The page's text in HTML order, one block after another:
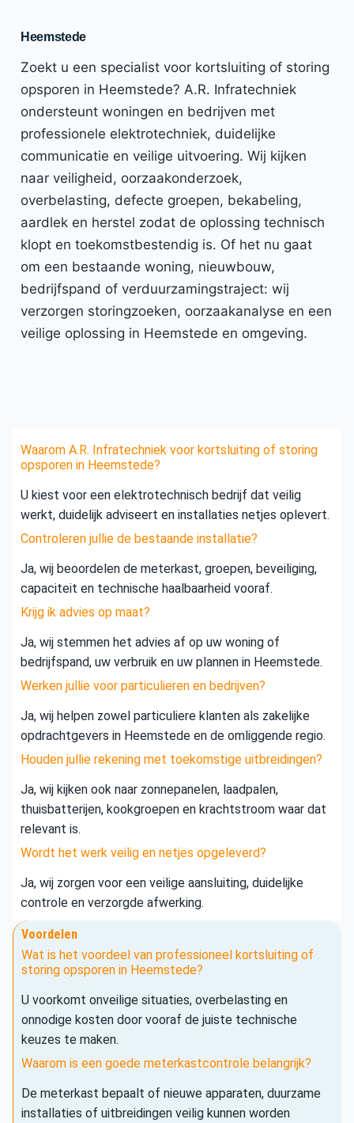
Heemstede
Zoekt u een specialist voor kortsluiting of storing
opsporen in Heemstede? A.R. Infratechniek
ondersteunt woningen en bedrijven met
professionele elektrotechniek, duidelijke
communicatie en veilige uitvoering. Wij kijken
naar veiligheid, oorzaakonderzoek,
overbelasting, defecte groepen, bekabeling,
aardlek en herstel zodat de oplossing technisch
klopt en toekomstbestendig is. Of het nu gaat
om een bestaande woning, nieuwbouw,
bedrijfspand of verduurzamingstraject: wij
verzorgen storingzoeken, oorzaakanalyse en een
veilige oplossing in Heemstede en omgeving.
Waarom A.R. Infratechniek voor kortsluiting of storing
opsporen in Heemstede?
U kiest voor een elektrotechnisch bedrijf dat veilig
werkt, duidelijk adviseert en installaties netjes oplevert.
Controleren jullie de bestaande installatie?
Ja, wij beoordelen de meterkast, groepen, beveiliging,
capaciteit en technische haalbaarheid vooraf.
Krijg ik advies op maat?
Ja, wij stemmen het advies af op uw woning of
bedrijfspand, uw verbruik en uw plannen in Heemstede.
Werken jullie voor particulieren en bedrijven?
Ja, wij helpen zowel particuliere klanten als zakelijke
opdrachtgevers in Heemstede en de omliggende regio.
Houden jullie rekening met toekomstige uitbreidingen?
Ja, wij kijken ook naar zonnepanelen, laadpalen,
thuisbatterijen, kookgroepen en krachtstroom waar dat
relevant is.
Wordt het werk veilig en netjes opgeleverd?
Ja, wij zorgen voor een veilige aansluiting, duidelijke
controle en verzorgde afwerking.
Voordelen
Wat is het voordeel van professioneel kortsluiting of
storing opsporen in Heemstede?
U voorkomt onveilige situaties, overbelasting en
onnodige kosten door vooraf de juiste technische
keuzes te maken.
Waarom is een goede meterkastcontrole belangrijk?
De meterkast bepaalt of nieuwe apparaten, duurzame
installaties of uitbreidingen veilig kunnen worden